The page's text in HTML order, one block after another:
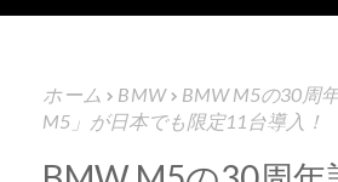
ホーム BMW
BMW M5の30周
M5」が日本でも限定11台導入！